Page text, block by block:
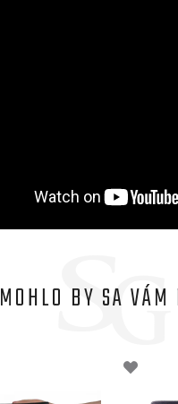
MOHLO BY SA